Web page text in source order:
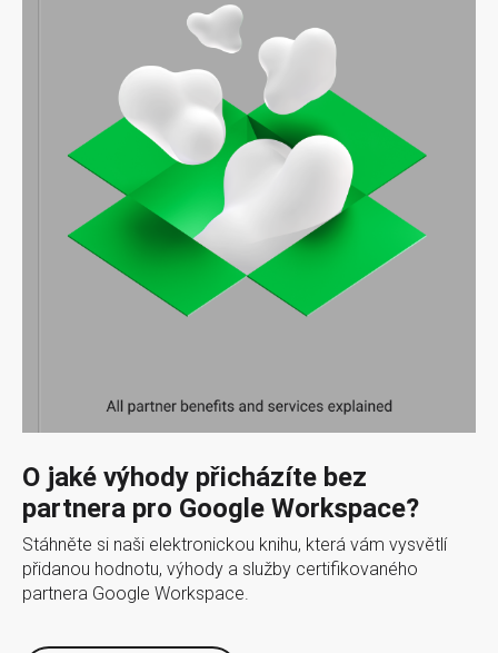
O jaké výhody přicházíte bez
partnera pro Google Workspace?
Stáhněte si naši elektronickou knihu, která vám vysvětlí
přidanou hodnotu, výhody a služby certifikovaného
partnera Google Workspace.